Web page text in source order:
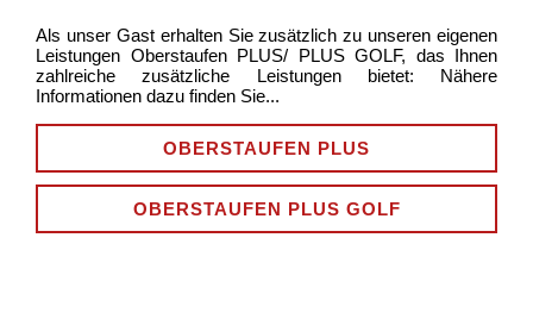
Als unser Gast erhalten Sie zusätzlich zu unseren eigenen
Leistungen Oberstaufen PLUS/ PLUS GOLF, das Ihnen
zahlreiche zusätzliche Leistungen bietet: Nähere
Informationen dazu finden Sie...
OBERSTAUFEN PLUS
OBERSTAUFEN PLUS GOLF